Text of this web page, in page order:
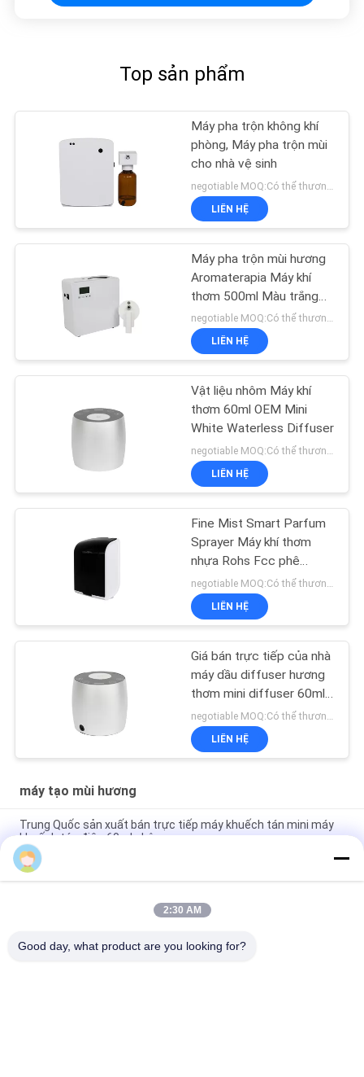
Top sản phẩm
Máy pha trộn không khí
phòng, Máy pha trộn mùi
cho nhà vệ sinh
LIÊN HỆ
Máy pha trộn mùi hương
Aromaterapia Máy khí
thơm 500ml Màu trắng
800-1200m3
negotiable MOQ:Có thể thương lượng
LIÊN HỆ
Vật liệu nhôm Máy khí
thơm 60ml OEM Mini
White Waterless Diffuser
negotiable MOQ:Có thể thương lượng
LIÊN HỆ
Fine Mist Smart Parfum
Sprayer Máy khí thơm
nhựa Rohs Fcc phê
duyệt mùi hương
LIÊN HỆ
Giá bán trực tiếp của nhà
máy dầu diffuser hương
thơm mini diffuser 60ml
nhôm
LIÊN HỆ
máy tạo mùi hương
Trung Quốc sản xuất bán trực tiếp máy khuếch tán mini máy
khuếch tán điện 60ml nhôm
Giá bán trực tiếp của nhà máy hương thơm tinh dầu mini
diffuser 60ml nhôm
Máy pha trộn dầu thiết yếu cao cấp 100Ml Máy pha trộn không
2:30 AM
Good day, what product are you looking for?